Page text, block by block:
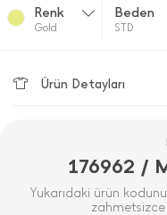
Renk
Gold
Beden
STD
Ürün Detayları
176962 /
Yukarıdaki ürün